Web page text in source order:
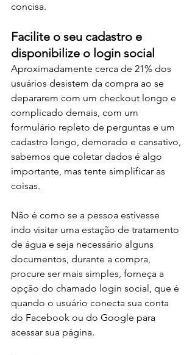
concisa.
Facilite o seu cadastro e
disponibilize o login social
Aproximadamente cerca de 21% dos
usuários desistem da compra ao se
depararem com um checkout longo e
complicado demais, com um
formulário repleto de perguntas e um
cadastro longo, demorado e cansativo,
sabemos que coletar dados é algo
importante, mas tente simplificar as
coisas.
Não é como se a pessoa estivesse
indo visitar uma estação de tratamento
de água e seja necessário alguns
documentos, durante a compra,
procure ser mais simples, forneça a
opção do chamado login social, que é
quando o usuário conecta sua conta
do Facebook ou do Google para
acessar sua página.